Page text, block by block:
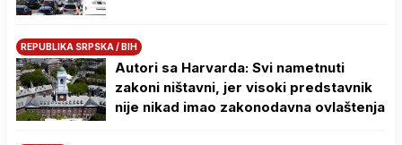
REPUBLIKA SRPSKA / BIH
Autori sa Harvarda: Svi nametnuti
zakoni ništavni, jer visoki predstavnik
nije nikad imao zakonodavna ovlaštenja